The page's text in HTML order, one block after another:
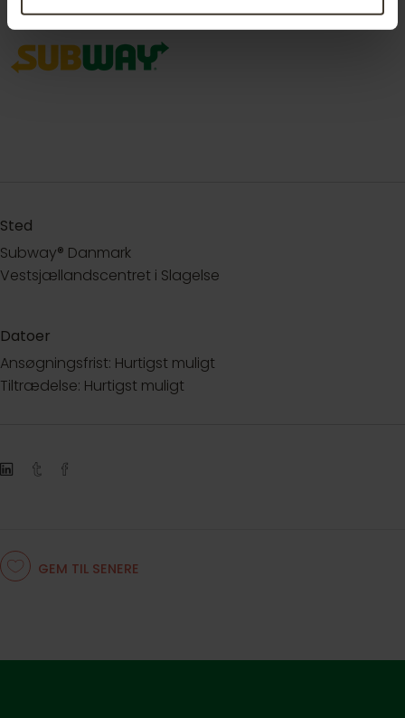
Sted
Subway® Danmark
Vestsjællandscentret i Slagelse
Datoer
Ansøgningsfrist: Hurtigst muligt
Tiltrædelse: Hurtigst muligt
GEM TIL SENERE